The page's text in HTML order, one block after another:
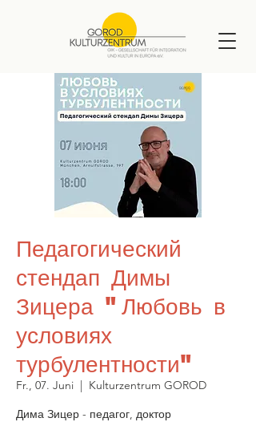
Педагогический
стендап Димы
Зицера "Любовь в
условиях
турбулентности"
Fr., 07. Juni
  |
Kulturzentrum GOROD
Дима Зицер - педагог, доктор